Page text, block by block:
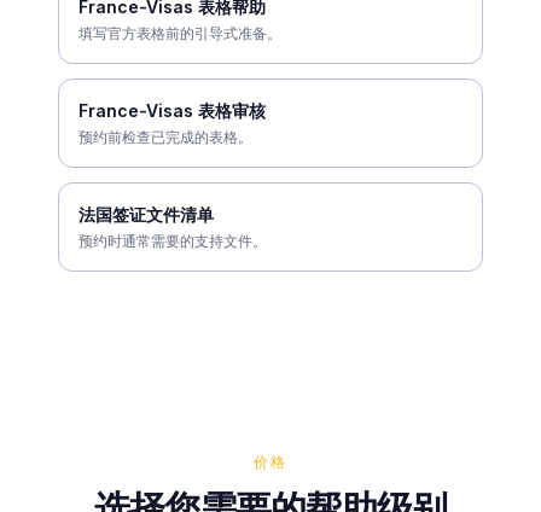
France-Visas 表格帮助
填写官方表格前的引导式准备。
France-Visas 表格审核
预约前检查已完成的表格。
法国签证文件清单
预约时通常需要的支持文件。
价格